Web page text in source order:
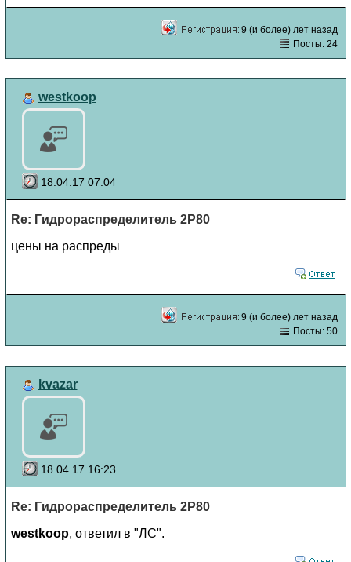
9 (и более) лет назад
Посты: 24
westkoop
18.04.17 07:04
Re: Гидрораспределитель 2Р80
цены на распреды
9 (и более) лет назад
Посты: 50
kvazar
18.04.17 16:23
Re: Гидрораспределитель 2Р80
westkoop, ответил в "ЛС".